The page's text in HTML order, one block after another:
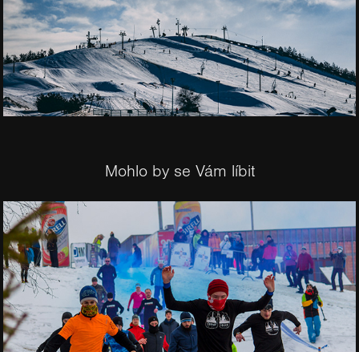
Mohlo by se Vám líbit
2018
Winter HEI Run